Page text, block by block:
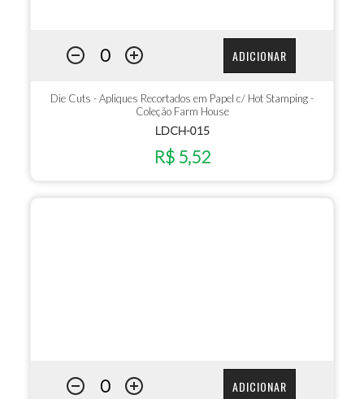
ADICIONAR
Die Cuts - Apliques Recortados em Papel c/ Hot Stamping -
Coleção Farm House
LDCH-015
R$ 5,52
ADICIONAR